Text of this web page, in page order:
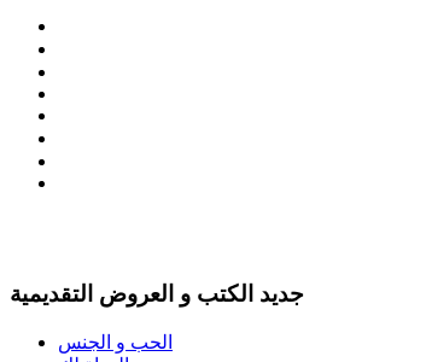
جديد الكتب و العروض التقديمية
الحب و الجنس